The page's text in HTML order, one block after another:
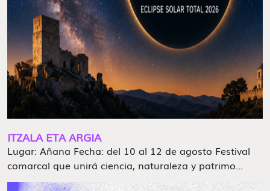
ITZALA ETA ARGIA
Lugar: Añana Fecha: del 10 al 12 de agosto Festival
comarcal que unirá ciencia, naturaleza y patrimo...